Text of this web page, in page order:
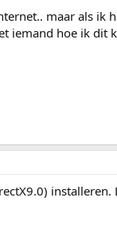
maar als ik
iemand hoe ik dit